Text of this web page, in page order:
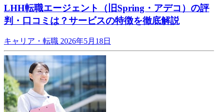
LHH転職エージェント（旧Spring・アデコ）の評
判・口コミは？サービスの特徴を徹底解説
キャリア・転職 2026年5月18日